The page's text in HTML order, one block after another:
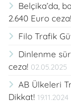
Belçika’da,
2.640 Euro ceza!
Filo Trafik
Dinlenme
ceza! 02.05.2025
AB Ülkeleri
Dikkat! 19.11.2024